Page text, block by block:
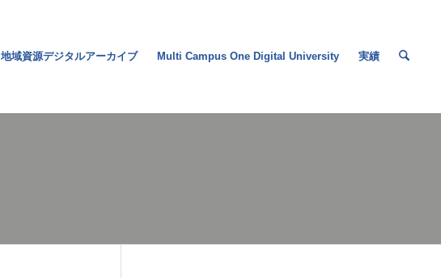
地域資源デジタルアーカイブ Multi Campus One Digital University 実績